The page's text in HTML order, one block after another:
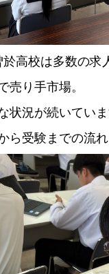
於高校は多数の求
売り手市場。
状況が続いてい
ら受験までの流